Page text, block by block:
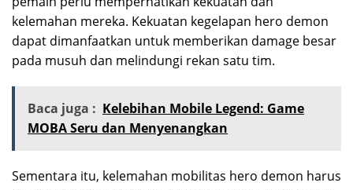
kelemahan mereka. Kekuatan kegelapan hero demon
dapat dimanfaatkan untuk memberikan damage besar
pada musuh dan melindungi rekan satu tim.
Baca juga : Kelebihan Mobile Legend: Game
MOBA Seru dan Menyenangkan
Sementara itu, kelemahan mobilitas hero demon harus